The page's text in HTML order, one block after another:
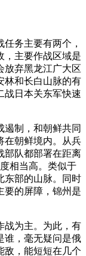
务主要有两个，
，主要作战区域是
放弃黑龙江广大区
林和长白山脉的有
战日本关东军快速
制，和朝鲜共同
在朝鲜境内。从兵
部队都部署在距离
相当高。类似于
东部的山脉。同时
要的屏障，锦州是
战为主。为此，有
谁，毫无疑问是俄
敌，能短短在几个